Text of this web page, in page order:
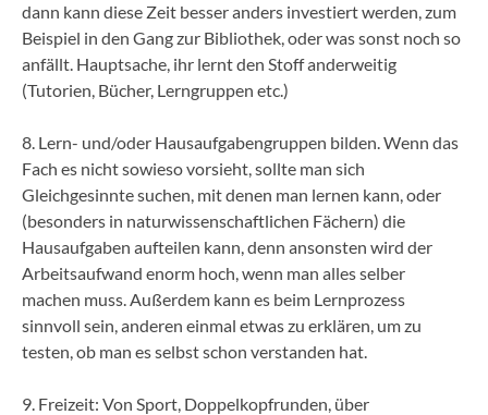
dann kann diese Zeit besser anders investiert werden, zum
Beispiel in den Gang zur Bibliothek, oder was sonst noch so
anfällt. Hauptsache, ihr lernt den Stoff anderweitig
(Tutorien, Bücher, Lerngruppen etc.)
8. Lern- und/oder Hausaufgabengruppen bilden. Wenn das
Fach es nicht sowieso vorsieht, sollte man sich
Gleichgesinnte suchen, mit denen man lernen kann, oder
(besonders in naturwissenschaftlichen Fächern) die
Hausaufgaben aufteilen kann, denn ansonsten wird der
Arbeitsaufwand enorm hoch, wenn man alles selber
machen muss. Außerdem kann es beim Lernprozess
sinnvoll sein, anderen einmal etwas zu erklären, um zu
testen, ob man es selbst schon verstanden hat.
9. Freizeit: Von Sport, Doppelkopfrunden, über